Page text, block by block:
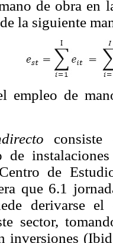
de obra en
la siguiente
empleo de
de
de
que 6.1
derivarse
sector,
inversiones